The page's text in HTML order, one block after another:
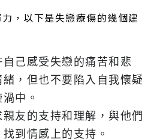
，以下是失戀療傷的幾個建
己感受失戀的痛苦和悲
，但也不要陷入自我懷疑
中。
友的支持和理解，與他們
到情感上的支持。